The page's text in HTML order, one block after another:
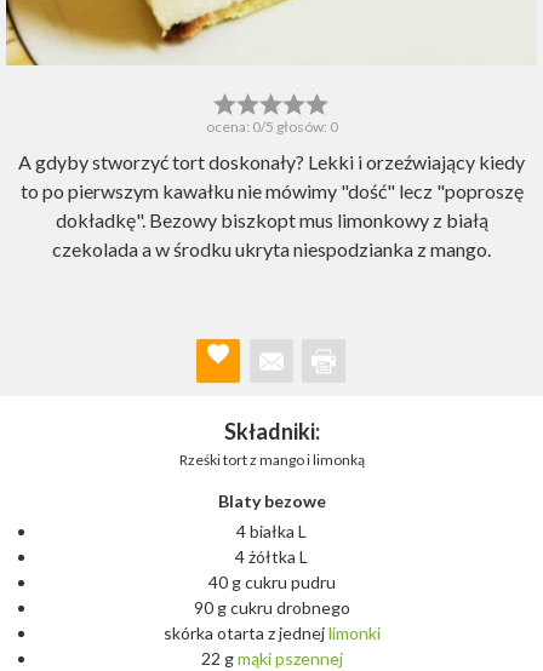
ocena: 0/5 głosów: 0
A gdyby stworzyć tort doskonały? Lekki i orzeźwiający kiedy
to po pierwszym kawałku nie mówimy "dość" lecz "poproszę
dokładkę". Bezowy biszkopt mus limonkowy z białą
czekolada a w środku ukryta niespodzianka z mango.
Składniki:
Rześki tort z mango i limonką
Blaty bezowe
4 białka L
4 żółtka L
40 g cukru pudru
90 g cukru drobnego
skórka otarta z jednejlimonki
22 gmąki pszennej